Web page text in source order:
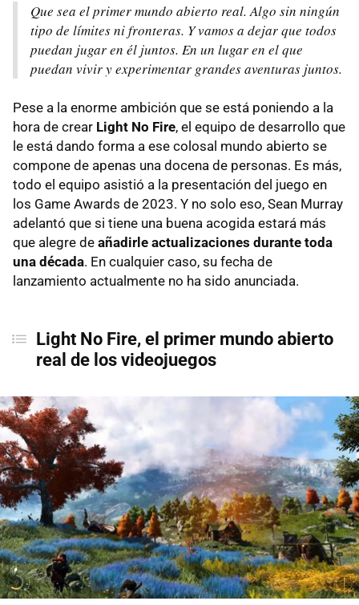
Que sea el primer mundo abierto real. Algo sin ningún
tipo de límites ni fronteras. Y vamos a dejar que todos
puedan jugar en él juntos. En un lugar en el que
puedan vivir y experimentar grandes aventuras juntos.
Pese a la enorme ambición que se está poniendo a la
hora de crear Light No Fire, el equipo de desarrollo que
le está dando forma a ese colosal mundo abierto se
compone de apenas una docena de personas. Es más,
todo el equipo asistió a la presentación del juego en
los Game Awards de 2023. Y no solo eso, Sean Murray
adelantó que si tiene una buena acogida estará más
que alegre de añadirle actualizaciones durante toda
una década. En cualquier caso, su fecha de
lanzamiento actualmente no ha sido anunciada.
Light No Fire, el primer mundo abierto
real de los videojuegos